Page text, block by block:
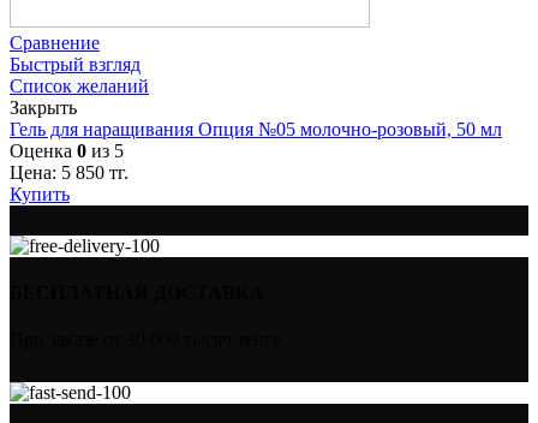
Сравнение
Быстрый взгляд
Список желаний
Закрыть
Гель для наращивания Опция №05 молочно-розовый, 50 мл
Оценка 0 из 5
Цена: 5 850 тг.
Купить